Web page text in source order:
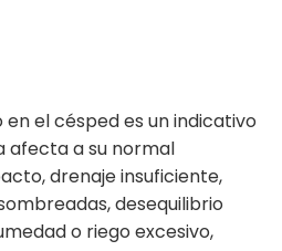
el césped es un indicativo
afecta a su normal
drenaje insuficiente,
desequilibrio
o riego excesivo,